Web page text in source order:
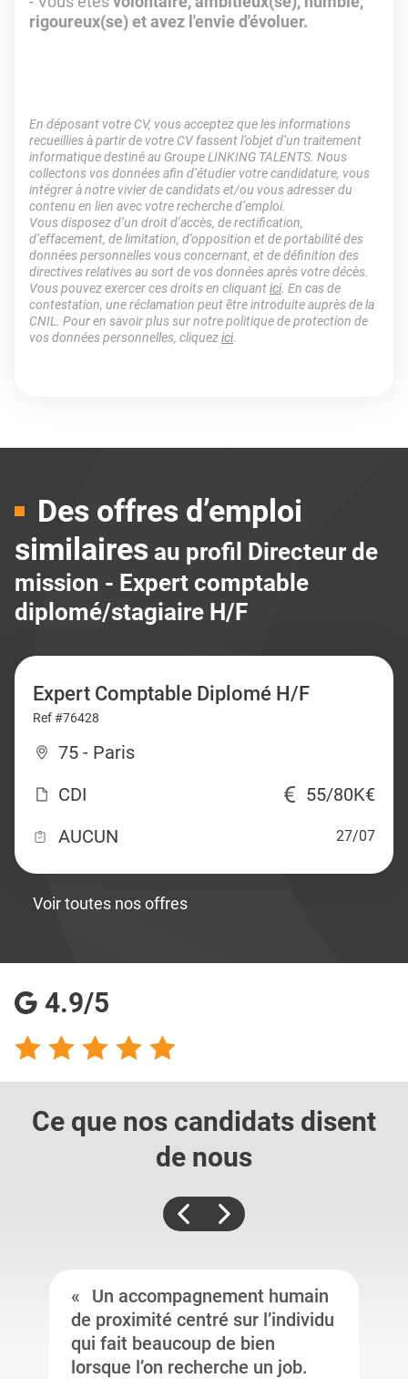
rigoureux(se) et avez l'envie d'évoluer.
En déposant votre CV, vous acceptez que les informations
recueillies à partir de votre CV fassent l’objet d’un traitement
informatique destiné au Groupe LINKING TALENTS. Nous
collectons vos données afin d’étudier votre candidature, vous
intégrer à notre vivier de candidats et/ou vous adresser du
contenu en lien avec votre recherche d’emploi.
Vous disposez d’un droit d’accès, de rectification,
d’effacement, de limitation, d’opposition et de portabilité des
données personnelles vous concernant, et de définition des
directives relatives au sort de vos données après votre décès.
Vous pouvez exercer ces droits en cliquantici. En cas de
contestation, une réclamation peut être introduite auprès de la
CNIL. Pour en savoir plus sur notre politique de protection de
vos données personnelles, cliquezici.
Des offres d’emploi
similaires au profil Directeur de
mission - Expert comptable
diplomé/stagiaire H/F
Expert Comptable Diplomé H/F
Ref #76428
75 - Paris
CDI
55/80K€
AUCUN
27/07
Voir toutes nos offres
4.9/5
Ce que nos candidats disent
de nous
Un accompagnement humain
de proximité centré sur l’individu
qui fait beaucoup de bien
lorsque l’on recherche un job.